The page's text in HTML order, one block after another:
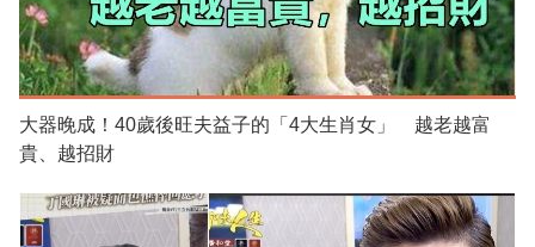
大器晚成！40歲後旺夫益子的「4大生肖女」 越老越富
貴、越招財